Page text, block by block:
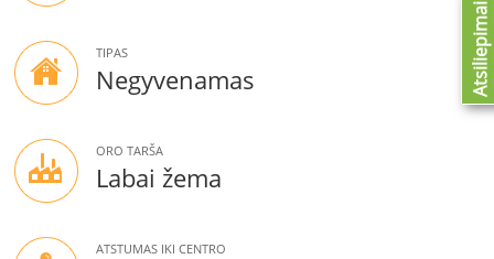
TIPAS
Negyvenamas
ORO TARŠA
Labai žema
ATSTUMAS IKI CENTRO
Atsiliepimai